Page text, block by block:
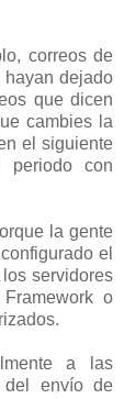
correos de
dejado
que dicen
cambies la
el siguiente
periodo con
la gente
el
servidores
o
a las
del envío de